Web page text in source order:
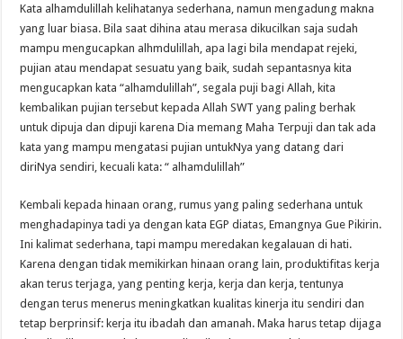
Kata alhamdulillah kelihatanya sederhana, namun mengadung makna
yang luar biasa. Bila saat dihina atau merasa dikucilkan saja sudah
mampu mengucapkan alhmdulillah, apa lagi bila mendapat rejeki,
pujian atau mendapat sesuatu yang baik, sudah sepantasnya kita
mengucapkan kata “alhamdulillah”, segala puji bagi Allah, kita
kembalikan pujian tersebut kepada Allah SWT yang paling berhak
untuk dipuja dan dipuji karena Dia memang Maha Terpuji dan tak ada
kata yang mampu mengatasi pujian untukNya yang datang dari
diriNya sendiri, kecuali kata: “ alhamdulillah”
Kembali kepada hinaan orang, rumus yang paling sederhana untuk
menghadapinya tadi ya dengan kata EGP diatas, Emangnya Gue Pikirin.
Ini kalimat sederhana, tapi mampu meredakan kegalauan di hati.
Karena dengan tidak memikirkan hinaan orang lain, produktifitas kerja
akan terus terjaga, yang penting kerja, kerja dan kerja, tentunya
dengan terus menerus meningkatkan kualitas kinerja itu sendiri dan
tetap berprinsif: kerja itu ibadah dan amanah. Maka harus tetap dijaga